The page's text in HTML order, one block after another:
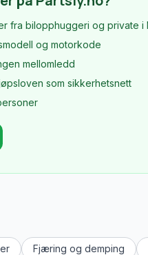
fra bilopphuggeri og private i
og motorkode
mellomledd
som sikkerhetsnett
Fjæring og demping